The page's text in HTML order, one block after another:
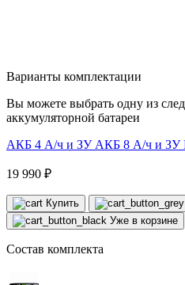
Варианты комплектации
Вы можете выбрать одну из
аккумуляторной батареи
АКБ 4 А/ч и ЗУ АКБ 8 А/ч и ЗУ
19 990 ₽
Купить
Уже в корзине
Состав комплекта